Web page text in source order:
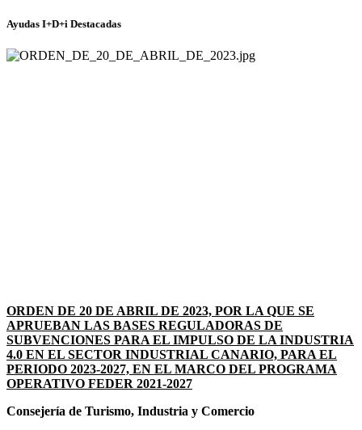
Ayudas I+D+i Destacadas
ORDEN DE 20 DE ABRIL DE 2023, POR LA QUE SE
APRUEBAN LAS BASES REGULADORAS DE
SUBVENCIONES PARA EL IMPULSO DE LA INDUSTRIA
4.0 EN EL SECTOR INDUSTRIAL CANARIO, PARA EL
PERIODO 2023-2027, EN EL MARCO DEL PROGRAMA
OPERATIVO FEDER 2021-2027
Consejería de Turismo, Industria y Comercio